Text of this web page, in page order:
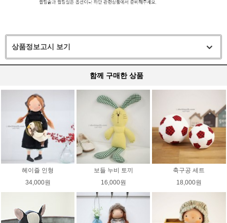
상품정보고시 보기
함께 구매한 상품
헤이즐 인형
34,000원
보들 누비 토끼
16,000원
축구공 세트
18,000원